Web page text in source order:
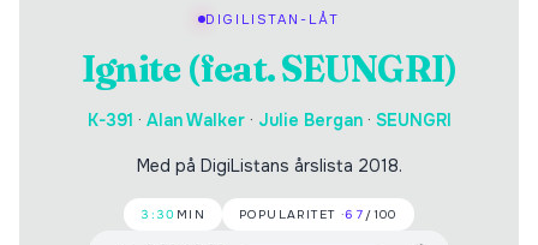
DIGILISTAN-LÅT
Ignite (feat. SEUNGRI)
K-391 · Alan Walker· Julie Bergan· SEUNGRI
Med på DigiListans årslista 2018.
3:30 MIN POPULARITET ·67 /100